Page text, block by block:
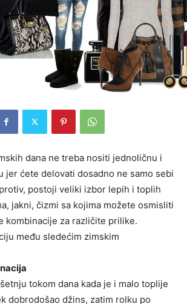
dana ne treba nositi jednoličnu i
jer ćete delovati dosadno ne samo sebi
postoji veliki izbor lepih i toplih
jakni, čizmi sa kojima možete osmisliti
kombinacije za različite prilike.
među sledećim zimskim
tokom dana kada je i malo toplije
dobrodošao džins, zatim rolku po